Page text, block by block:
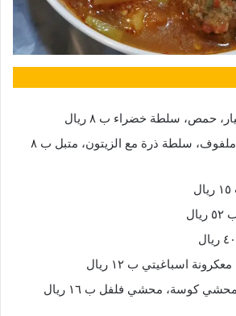
حمص، سلطة خضراء ب ٨ ريال
بابا غنوج، سلطة ملفوف، سلطة ذرة مع الزيتون، متبل ب ٨
اسباغيتي ب ١٢ ريال
كوسة، محشي فلفل ب ١٦ ريال